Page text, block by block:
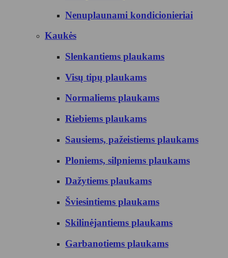
Nenuplaunami kondicionieriai
Kaukės
Slenkantiems plaukams
Visų tipų plaukams
Normaliems plaukams
Riebiems plaukams
Sausiems, pažeistiems plaukams
Ploniems, silpniems plaukams
Dažytiems plaukams
Šviesintiems plaukams
Skilinėjantiems plaukams
Garbanotiems plaukams